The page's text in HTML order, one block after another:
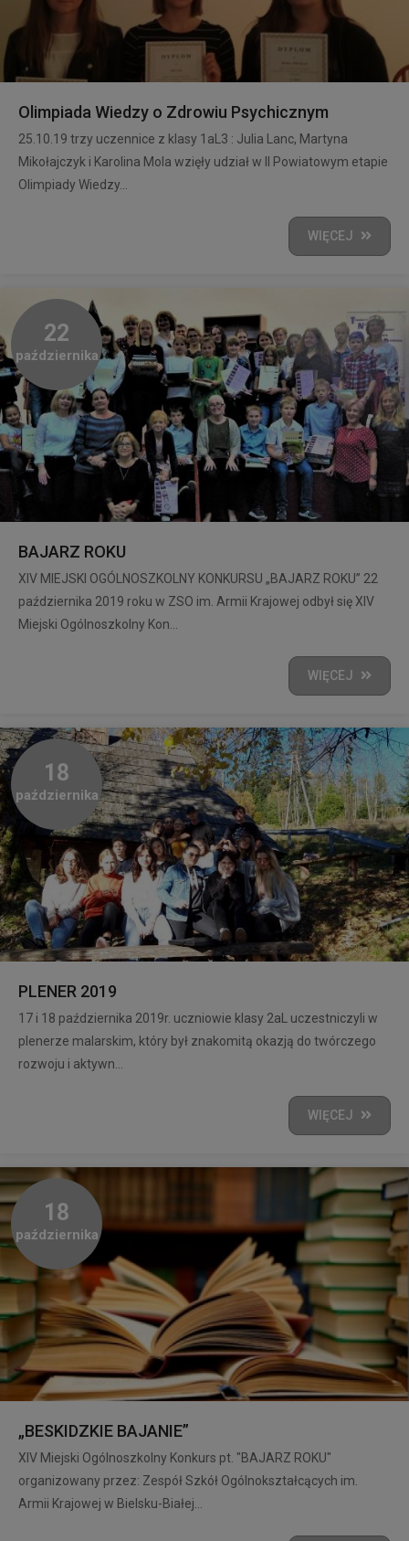
Olimpiada Wiedzy o Zdrowiu Psychicznym
25.10.19 trzy uczennice z klasy 1aL3 : Julia Lanc, Martyna
Mikołajczyk i Karolina Mola wzięły udział w II Powiatowym etapie
Olimpiady Wiedzy...
WIĘCEJ
22
października
BAJARZ ROKU
XIV MIEJSKI OGÓLNOSZKOLNY KONKURSU „BAJARZ ROKU” 22
października 2019 roku w ZSO im. Armii Krajowej odbył się XIV
Miejski Ogólnoszkolny Kon...
WIĘCEJ
18
października
PLENER 2019
17 i 18 października 2019r. uczniowie klasy 2aL uczestniczyli w
plenerze malarskim, który był znakomitą okazją do twórczego
rozwoju i aktywn...
WIĘCEJ
18
października
„BESKIDZKIE BAJANIE”
XIV Miejski Ogólnoszkolny Konkurs pt. "BAJARZ ROKU"
organizowany przez: Zespół Szkół Ogólnokształcących im.
Armii Krajowej w Bielsku-Białej...